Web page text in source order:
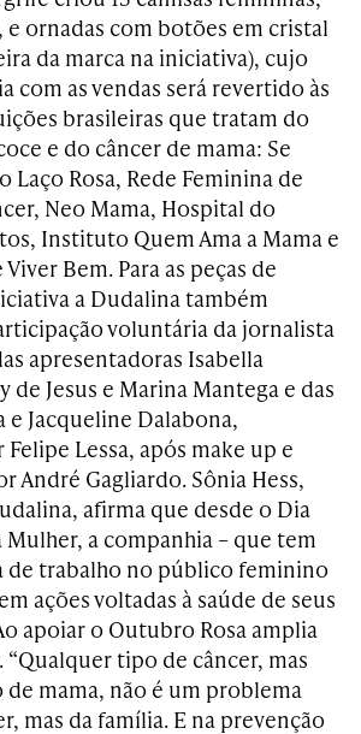
e ornadas com botões em cristal
da marca na iniciativa), cujo
com as vendas será revertido às
brasileiras que tratam do
e do câncer de mama: Se
Laço Rosa, Rede Feminina de
Neo Mama, Hospital do
Instituto Quem Ama a Mama e
Bem. Para as peças de
a Dudalina também
voluntária da jornalista
apresentadoras Isabella
de Jesus e Marina Mantega e das
e Jacqueline Dalabona,
Lessa, após make up e
André Gagliardo. Sônia Hess,
afirma que desde o Dia
a companhia – que tem
de trabalho no público feminino
ações voltadas à saúde de seus
apoiar o Outubro Rosa amplia
“Qualquer tipo de câncer, mas
mama, não é um problema
mas da família. E na prevenção